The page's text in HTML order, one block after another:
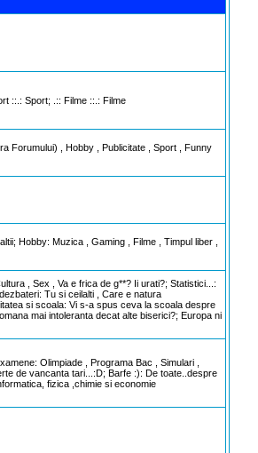
::.: Sport; .:: Filme ::.: Filme
Forumului) , Hobby , Publicitate , Sport , Funny
Hobby: Muzica , Gaming , Filme , Timpul liber ,
, Sex , Va e frica de g**? Ii urati?; Statistici...:
Tu si ceilalti , Care e natura
si scoala: Vi s-a spus ceva la scoala despre
mai intoleranta decat alte biserici?; Europa ni
Olimpiade , Programa Bac , Simulari ,
de vancanta tari...:D; Barfe :): De toate..despre
fizica ,chimie si economie